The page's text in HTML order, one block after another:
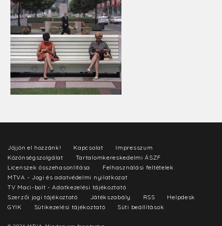
Jöjjön el hozzánk! Kapcsolat
Impresszum
Közönségszolgálat
Tartalomkereskedelmi ÁSZF
Licenszek összehasonlítása
Felhasználási feltételek
MTVA - Jogi és adatvédelmi nyilatkozat
TV Maci-bolt - Adatkezelési tájékoztató
Szerzői jogi tájékoztató
Játékszabály RSS
Helpdesk
GYIK
Sütikezelési tájékoztató Süti beállítások